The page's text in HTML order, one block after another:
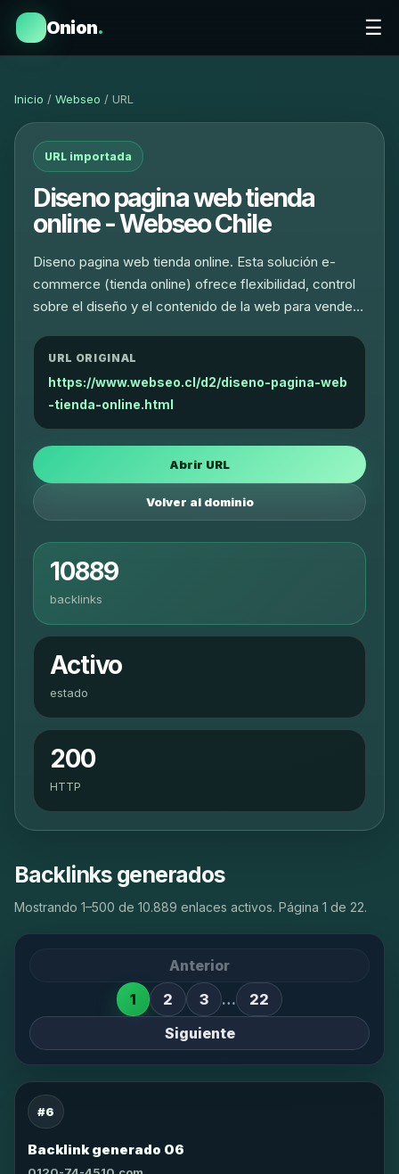
Onion. ☰
Inicio / Webseo / URL
URL importada
Diseno pagina web tienda
online - Webseo Chile
Diseno pagina web tienda online. Esta solución e-
commerce (tienda online) ofrece flexibilidad, control
sobre el diseño y el contenido de la web para vende…
URL ORIGINAL
https://www.webseo.cl/d2/diseno-pagina-web
-tienda-online.html
Abrir URL
Volver al dominio
10889
backlinks
Activo
estado
200
HTTP
Backlinks generados
Mostrando 1–500 de 10.889 enlaces activos. Página 1 de 22.
Anterior
1
2 3 …
22
Siguiente
#6
Backlink generado 06